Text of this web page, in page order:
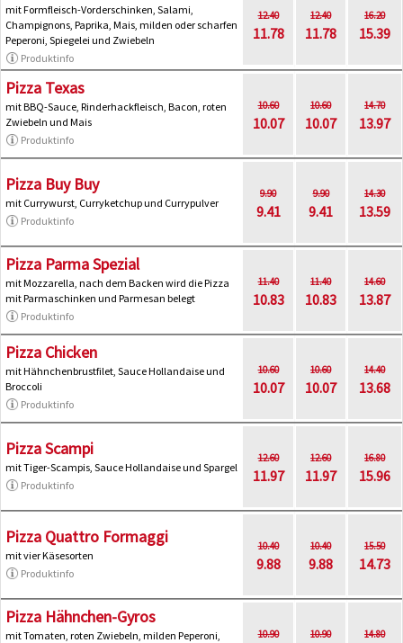
mit Formfleisch-Vorderschinken, Salami,
Champignons, Paprika, Mais, milden oder scharfen
Peperoni, Spiegelei und Zwiebeln
Produktinfo
12.40
11.78
12.40
11.78
16.20
15.39
Pizza Texas
mit BBQ-Sauce, Rinderhackfleisch, Bacon, roten
Zwiebeln und Mais
Produktinfo
10.60
10.07
10.60
10.07
14.70
13.97
Pizza Buy Buy
mit Currywurst, Curryketchup und Currypulver
Produktinfo
9.90
9.41
9.90
9.41
14.30
13.59
Pizza Parma Spezial
mit Mozzarella, nach dem Backen wird die Pizza
mit Parmaschinken und Parmesan belegt
Produktinfo
11.40
10.83
11.40
10.83
14.60
13.87
Pizza Chicken
mit Hähnchenbrustfilet, Sauce Hollandaise und
Broccoli
Produktinfo
10.60
10.07
10.60
10.07
14.40
13.68
Pizza Scampi
mit Tiger-Scampis, Sauce Hollandaise und Spargel
Produktinfo
12.60
11.97
12.60
11.97
16.80
15.96
Pizza Quattro Formaggi
mit vier Käsesorten
Produktinfo
10.40
9.88
10.40
9.88
15.50
14.73
Pizza Hähnchen-Gyros
mit Tomaten, roten Zwiebeln, milden Peperoni,
10.90 10.90 14.80